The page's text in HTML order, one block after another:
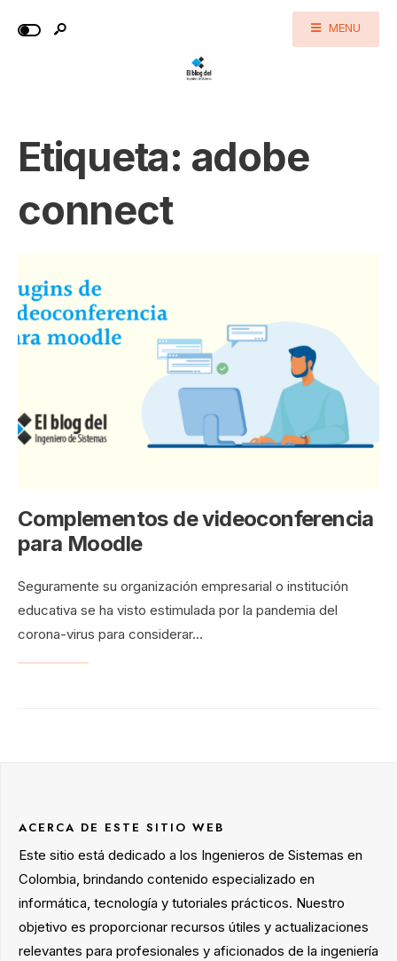
MENU
Etiqueta: adobe
connect
Complementos de videoconferencia
para Moodle
Seguramente su organización empresarial o institución
educativa se ha visto estimulada por la pandemia del
corona-virus para considerar...
ACERCA DE ESTE SITIO WEB
Este sitio está dedicado a los Ingenieros de Sistemas en
Colombia, brindando contenido especializado en
informática, tecnología y tutoriales prácticos. Nuestro
objetivo es proporcionar recursos útiles y actualizaciones
relevantes para profesionales y aficionados de la ingeniería